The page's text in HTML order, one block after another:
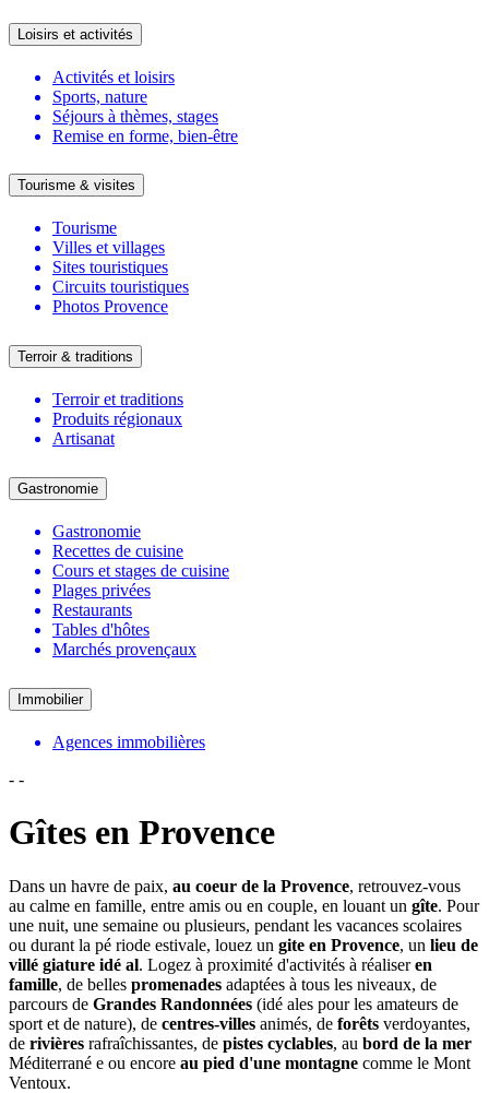
Loisirs et activités
Activités et loisirs
Sports, nature
Séjours à thèmes, stages
Remise en forme, bien-être
Tourisme & visites
Tourisme
Villes et villages
Sites touristiques
Circuits touristiques
Photos Provence
Terroir & traditions
Terroir et traditions
Produits régionaux
Artisanat
Gastronomie
Gastronomie
Recettes de cuisine
Cours et stages de cuisine
Plages privées
Restaurants
Tables d'hôtes
Marchés provençaux
Immobilier
Agences immobilières
- -
Gîtes en Provence
Dans un havre de paix, au coeur de la Provence, retrouvez-vous
au calme en famille, entre amis ou en couple, en louant un gîte. Pour
une nuit, une semaine ou plusieurs, pendant les vacances scolaires
ou durant la pé riode estivale, louez un gite en Provence, un lieu de
villé giature idé al. Logez à proximité d'activités à réaliseren
famille, de belles promenades adaptées à tous les niveaux, de
parcours de Grandes Randonnées (idé ales pour les amateurs de
sport et de nature), de centres-villes animés, de forêts verdoyantes,
de rivières rafraîchissantes, de pistes cyclables, au bord de la mer
Méditerrané e ou encore au pied d'une montagne comme le Mont
Ventoux.